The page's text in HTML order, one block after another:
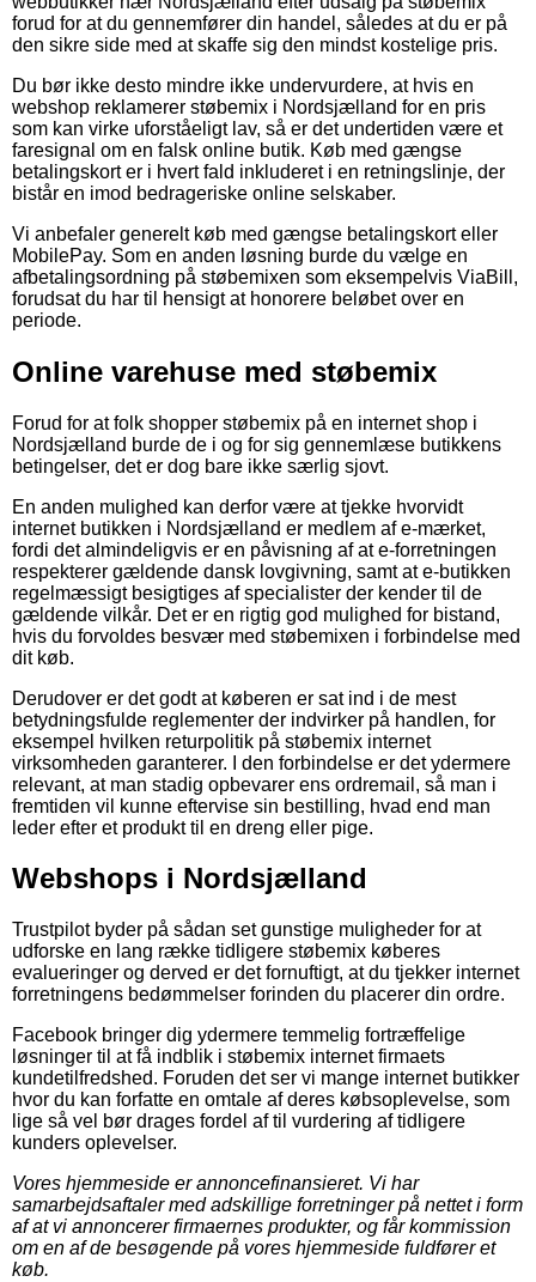
forud for at du gennemfører din handel, således at du er på
den sikre side med at skaffe sig den mindst kostelige pris.
Du bør ikke desto mindre ikke undervurdere, at hvis en
webshop reklamerer støbemix i Nordsjælland for en pris
som kan virke uforståeligt lav, så er det undertiden være et
faresignal om en falsk online butik. Køb med gængse
betalingskort er i hvert fald inkluderet i en retningslinje, der
bistår en imod bedrageriske online selskaber.
Vi anbefaler generelt køb med gængse betalingskort eller
MobilePay. Som en anden løsning burde du vælge en
afbetalingsordning på støbemixen som eksempelvis ViaBill,
forudsat du har til hensigt at honorere beløbet over en
periode.
Online varehuse med støbemix
Forud for at folk shopper støbemix på en internet shop i
Nordsjælland burde de i og for sig gennemlæse butikkens
betingelser, det er dog bare ikke særlig sjovt.
En anden mulighed kan derfor være at tjekke hvorvidt
internet butikken i Nordsjælland er medlem af e-mærket,
fordi det almindeligvis er en påvisning af at e-forretningen
respekterer gældende dansk lovgivning, samt at e-butikken
regelmæssigt besigtiges af specialister der kender til de
gældende vilkår. Det er en rigtig god mulighed for bistand,
hvis du forvoldes besvær med støbemixen i forbindelse med
dit køb.
Derudover er det godt at køberen er sat ind i de mest
betydningsfulde reglementer der indvirker på handlen, for
eksempel hvilken returpolitik på støbemix internet
virksomheden garanterer. I den forbindelse er det ydermere
relevant, at man stadig opbevarer ens ordremail, så man i
fremtiden vil kunne eftervise sin bestilling, hvad end man
leder efter et produkt til en dreng eller pige.
Webshops i Nordsjælland
Trustpilot byder på sådan set gunstige muligheder for at
udforske en lang række tidligere støbemix køberes
evalueringer og derved er det fornuftigt, at du tjekker internet
forretningens bedømmelser forinden du placerer din ordre.
Facebook bringer dig ydermere temmelig fortræffelige
løsninger til at få indblik i støbemix internet firmaets
kundetilfredshed. Foruden det ser vi mange internet butikker
hvor du kan forfatte en omtale af deres købsoplevelse, som
lige så vel bør drages fordel af til vurdering af tidligere
kunders oplevelser.
Vores hjemmeside er annoncefinansieret. Vi har
samarbejdsaftaler med adskillige forretninger på nettet i form
af at vi annoncerer firmaernes produkter, og får kommission
om en af de besøgende på vores hjemmeside fuldfører et
køb.